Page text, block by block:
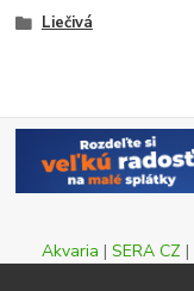
Liečivá
Akvaria | SERA CZ |